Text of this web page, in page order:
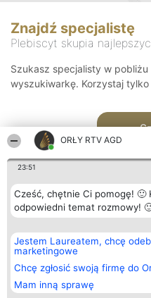
ORŁY RTV AGD
23:51
Cześć, chętnie Ci pomogę! 🙂
odpowiedni temat rozmowy!
Jestem Laureatem, chcę
marketingowe
Chcę zgłosić swoją firmę do
Mam inną sprawę
Znajdź specjalistę
Plebiscyt skupia
Szukasz specjalisty w
wyszukiwarkę. Korzystaj tylko
Organizator plebiscytu
Bright Side Solutions sp. z o.
o. sp. k.
ul. Ruska 22
Wrocław 50-079
KRS 0000749100 | Regon
381313360 | NIP 8943132676